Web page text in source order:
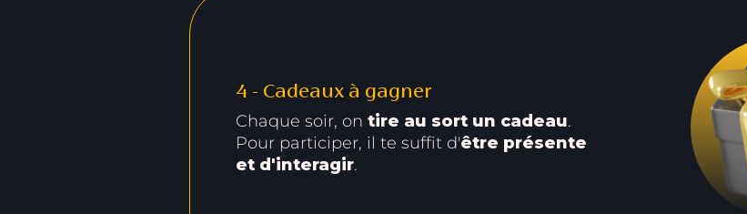
4 - Cadeaux à gagner
Chaque soir, on tire au sort un cadeau.
Pour participer, il te suffit d'être présente
et d'interagir.